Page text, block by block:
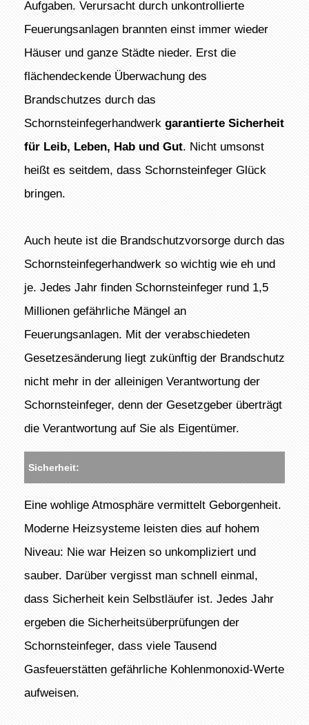
Aufgaben. Verursacht durch unkontrollierte
Feuerungsanlagen brannten einst immer wieder
Häuser und ganze Städte nieder. Erst die
flächendeckende Überwachung des
Brandschutzes durch das
Schornsteinfegerhandwerk garantierte Sicherheit
für Leib, Leben, Hab und Gut. Nicht umsonst
heißt es seitdem, dass Schornsteinfeger Glück
bringen.
Auch heute ist die Brandschutzvorsorge durch das
Schornsteinfegerhandwerk so wichtig wie eh und
je. Jedes Jahr finden Schornsteinfeger rund 1,5
Millionen gefährliche Mängel an
Feuerungsanlagen. Mit der verabschiedeten
Gesetzesänderung liegt zukünftig der Brandschutz
nicht mehr in der alleinigen Verantwortung der
Schornsteinfeger, denn der Gesetzgeber überträgt
die Verantwortung auf Sie als Eigentümer.
Sicherheit:
Eine wohlige Atmosphäre vermittelt Geborgenheit.
Moderne Heizsysteme leisten dies auf hohem
Niveau: Nie war Heizen so unkompliziert und
sauber. Darüber vergisst man schnell einmal,
dass Sicherheit kein Selbstläufer ist. Jedes Jahr
ergeben die Sicherheitsüberprüfungen der
Schornsteinfeger, dass viele Tausend
Gasfeuerstätten gefährliche Kohlenmonoxid-Werte
aufweisen.